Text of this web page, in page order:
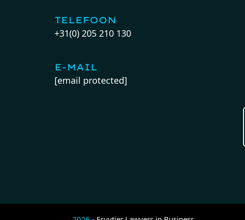
TELEFOON
+31(0) 205 210 130
E-MAIL
[email protected]